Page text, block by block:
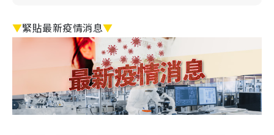
▼緊貼最新疫情消息▼